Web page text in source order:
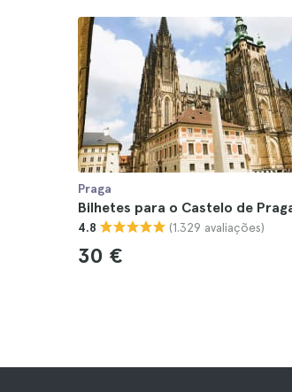
Praga
Bilhetes para o Castelo de
4.8 (1.329 avaliações)
30 €